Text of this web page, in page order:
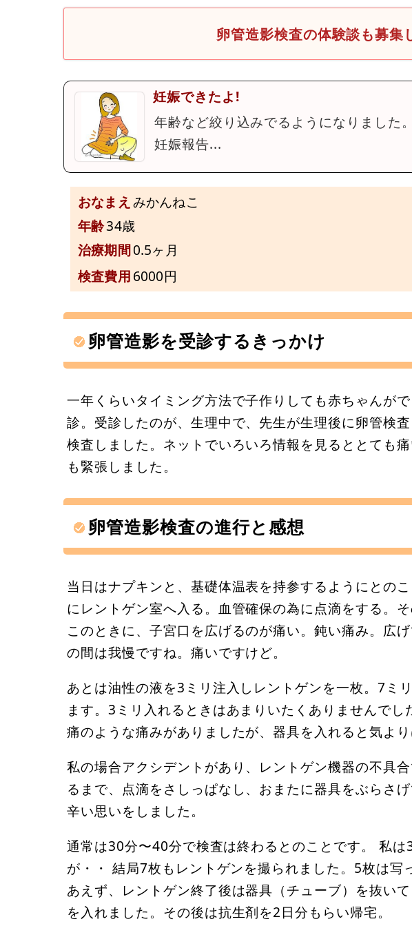
卵管造影検査の体験談も募集
妊娠できたよ!
年齢など絞り込みでるようになりました
妊娠報告...
おなまえ みかんねこ
年齢34歳
治療期間0.5ヶ月
検査費用6000円
卵管造影を受診するきっかけ
一年くらいタイミング方法で子作りしても赤ちゃんが
診。受診したのが、生理中で、先生が生理後に卵管検
検査しました。ネットでいろいろ情報を見るととても
も緊張しました。
卵管造影検査の進行と感想
当日はナプキンと、基礎体温表を持参するようにとの
にレントゲン室へ入る。血管確保の為に点滴をする。
このときに、子宮口を広げるのが痛い。鈍い痛み。広
の間は我慢ですね。痛いですけど。
あとは油性の液を3ミリ注入しレントゲンを一枚。7ミ
ます。3ミリ入れるときはあまりいたくありませんで
痛のような痛みがありましたが、器具を入れると気よ
私の場合アクシデントがあり、レントゲン機器の不具
るまで、点滴をさしっぱなし、おまたに器具をぶらさ
辛い思いをしました。
通常は30分〜40分で検査は終わるとのことです。 私は
が・・ 結局7枚もレントゲンを撮られました。5枚は写
あえず、レントゲン終了後は器具（チューブ）を抜い
を入れました。その後は抗生剤を2日分もらい帰宅。